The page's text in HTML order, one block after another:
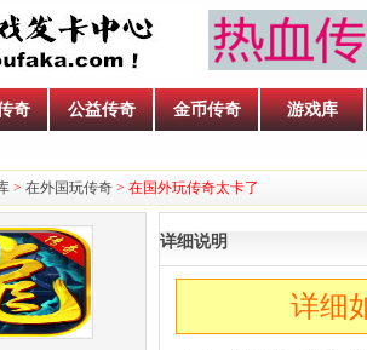
奇 公益传奇 金币传奇 游戏库
> 在外国玩传奇 > 在国外玩传奇太卡了
详细说明
详细